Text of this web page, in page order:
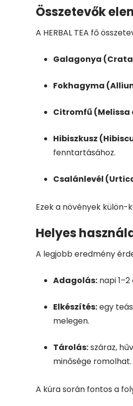
Összetevők
A HERBAL TEA fő
Galagonya
Fokhagyma
Citromfű
Hibiszkusz
fenntartásához.
Csalánlevél
Ezek a növények
Helyes
A legjobb eredmény
Adagolás: napi
Elkészítés:egy
melegen.
Tárolás:száraz,
minősége romolhat.
A kúra során fontos a